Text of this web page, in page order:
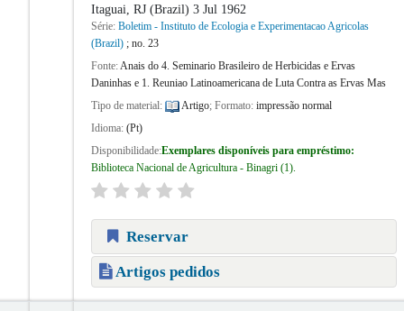
Itaguai, RJ (Brazil) 3 Jul 1962
Série: Boletim - Instituto de Ecologia e Experimentacao Agricolas
(Brazil); no. 23
Fonte:Anais do 4. Seminario Brasileiro de Herbicidas e Ervas
Daninhas e 1. Reuniao Latinoamericana de Luta Contra as Ervas Mas
Tipo de material:
Artigo; Formato: impressão normal
Idioma: (Pt)
Disponibilidade:Exemplares disponíveis para empréstimo:
Biblioteca Nacional de Agricultura - Binagri(1).
Reservar
Artigos pedidos